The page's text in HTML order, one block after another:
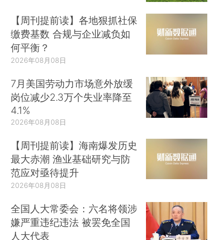
【周刊提前读】各地狠抓社保
缴费基数 合规与企业减负如
何平衡？
2026年08月08日
7月美国劳动力市场意外放缓
岗位减少2.3万个失业率降至
4.1%
2026年08月08日
【周刊提前读】海南爆发历史
最大赤潮 渔业基础研究与防
范应对亟待提升
2026年08月08日
全国人大常委会：六名将领涉
嫌严重违纪违法 被罢免全国
人大代表